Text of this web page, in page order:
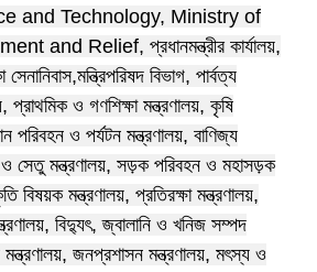
and Technology, Ministry of
and Relief, প্রধানমন্ত্রীর কার্যালয়,
সেনানিবাস,মন্ত্রিপরিষদ বিভাগ, পার্বত্য
প্রাথমিক ও গণশিক্ষা মন্ত্রণালয়, কৃষি
পরিবহন ও পর্যটন মন্ত্রণালয়, বাণিজ্য
ও সেতু মন্ত্রণালয়, সড়ক পরিবহন ও মহাসড়ক
বিষয়ক মন্ত্রণালয়, প্রতিরক্ষা মন্ত্রণালয়,
বিদ্যুৎ, জ্বালানি ও খনিজ সম্পদ
মন্ত্রণালয়, জনপ্রশাসন মন্ত্রণালয়, মৎস্য ও